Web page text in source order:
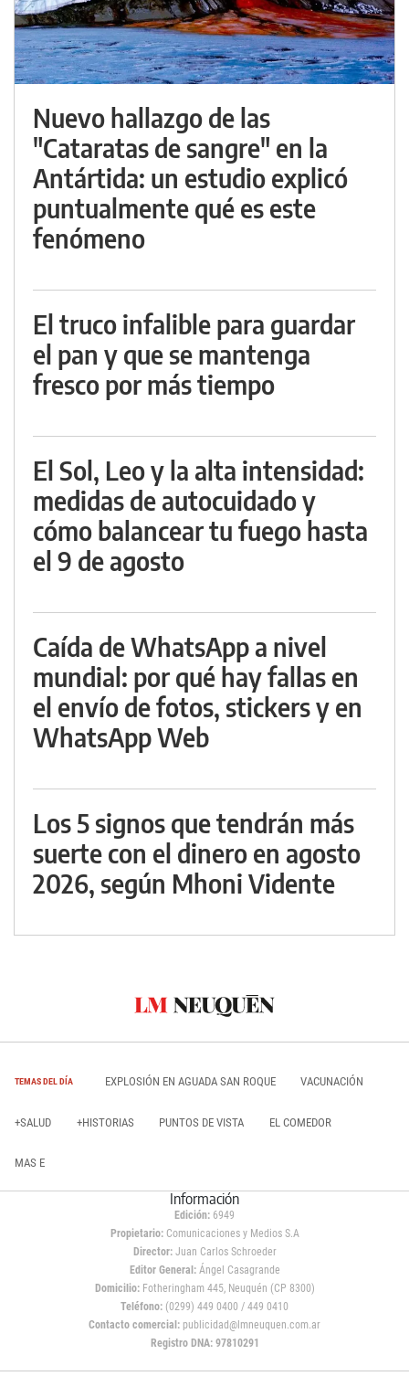
Nuevo hallazgo de las
"Cataratas de sangre" en la
Antártida: un estudio explicó
puntualmente qué es este
fenómeno
El truco infalible para guardar
el pan y que se mantenga
fresco por más tiempo
El Sol, Leo y la alta intensidad:
medidas de autocuidado y
cómo balancear tu fuego hasta
el 9 de agosto
Caída de WhatsApp a nivel
mundial: por qué hay fallas en
el envío de fotos, stickers y en
WhatsApp Web
Los 5 signos que tendrán más
suerte con el dinero en agosto
2026, según Mhoni Vidente
TEMAS DEL DÍA EXPLOSIÓN EN AGUADA SAN ROQUE VACUNACIÓN
+SALUD +HISTORIAS PUNTOS DE VISTA EL COMEDOR
MAS E
Información
Edición: 6949
Propietario:Comunicaciones y Medios S.A
Director: Juan Carlos Schroeder
Editor General:Ángel Casagrande
Domicilio:Fotheringham 445, Neuquén (CP 8300)
Teléfono: (0299) 449 0400 / 449 0410
Contacto comercial: publicidad@lmneuquen.com.ar
Registro DNA: 97810291